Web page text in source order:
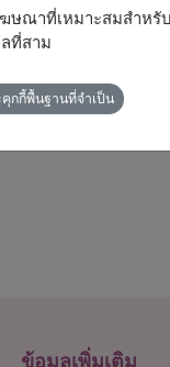
เศษใน
ข้อมูลเพิ่มเติม
ษณาที่เหมาะสมสำหรั
ที่สาม
คุกกี้พื้นฐานที่จำเป็น